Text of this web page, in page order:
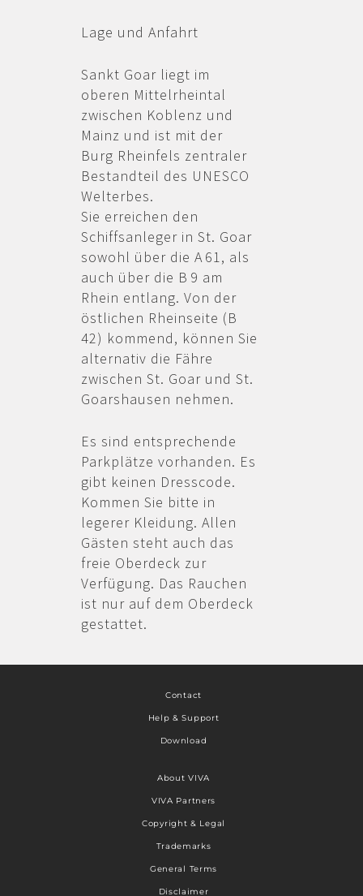
Lage und Anfahrt
Sankt Goar liegt im
oberen Mittelrheintal
zwischen Koblenz und
Mainz und ist mit der
Burg Rheinfels zentraler
Bestandteil des UNESCO
Welterbes.
Sie erreichen den
Schiffsanleger in St. Goar
sowohl über die A 61, als
auch über die B 9 am
Rhein entlang. Von der
östlichen Rheinseite (B
42) kommend, können Sie
alternativ die Fähre
zwischen St. Goar und St.
Goarshausen nehmen.
Es sind entsprechende
Parkplätze vorhanden. Es
gibt keinen Dresscode.
Kommen Sie bitte in
legerer Kleidung. Allen
Gästen steht auch das
freie Oberdeck zur
Verfügung. Das Rauchen
ist nur auf dem Oberdeck
gestattet.
Contact
Help & Support
Download
About VIVA
VIVA Partners
Copyright & Legal
Trademarks
General Terms
Disclaimer